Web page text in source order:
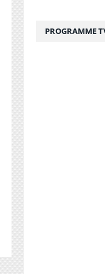
PROGRAMME